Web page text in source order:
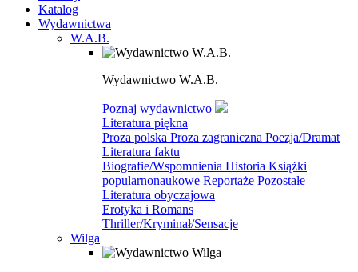
Katalog
Wydawnictwa
W.A.B.
Wydawnictwo W.A.B.
Poznaj wydawnictwo
Literatura piękna
Proza polska Proza zagraniczna Poezja/Dramat
Literatura faktu
Biografie/Wspomnienia Historia Książki
popularnonaukowe Reportaże Pozostałe
Literatura obyczajowa
Erotyka i Romans
Thriller/Kryminał/Sensacje
Wilga